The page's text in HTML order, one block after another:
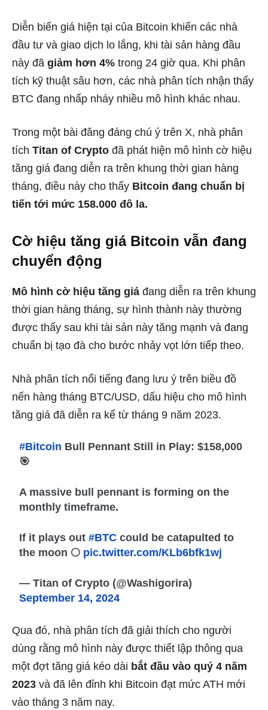
Diễn biến giá hiện tại của Bitcoin khiến các nhà
đầu tư và giao dịch lo lắng, khi tài sản hàng đầu
này đã giảm hơn 4% trong 24 giờ qua. Khi phân
tích kỹ thuật sâu hơn, các nhà phân tích nhận thấy
BTC đang nhấp nháy nhiều mô hình khác nhau.
Trong một bài đăng đáng chú ý trên X, nhà phân
tích Titan of Crypto đã phát hiện mô hình cờ hiệu
tăng giá đang diễn ra trên khung thời gian hàng
tháng, điều này cho thấy Bitcoin đang chuẩn bị
tiến tới mức 158.000 đô la.
Cờ hiệu tăng giá Bitcoin vẫn đang
chuyển động
Mô hình cờ hiệu tăng giá đang diễn ra trên khung
thời gian hàng tháng, sự hình thành này thường
được thấy sau khi tài sản này tăng mạnh và đang
chuẩn bị tạo đà cho bước nhảy vọt lớn tiếp theo.
Nhà phân tích nổi tiếng đang lưu ý trên biều đồ
nến hàng tháng BTC/USD, dấu hiệu cho mô hình
tăng giá đã diễn ra kể từ tháng 9 năm 2023.
#Bitcoin Bull Pennant Still in Play: $158,000
🎯
A massive bull pennant is forming on the
monthly timeframe.
If it plays out#BTC could be catapulted to
the moon 🌕 pic.twitter.com/KLb6bfk1wj
— Titan of Crypto (@Washigorira)
September 14, 2024
Qua đó, nhà phân tích đã giải thích cho người
dùng rằng mô hình này được thiết lập thông qua
một đợt tăng giá kéo dài bắt đầu vào quý 4 năm
2023 và đã lên đỉnh khi Bitcoin đạt mức ATH mới
vào tháng 3 năm nay.